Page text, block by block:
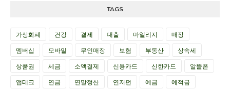
TAGS
가상화폐 건강 결제 대출 마일리지
매장
멤버십
모바일 무인매장 보험 부동산
상속세
상품권
세금 소액결제 신용카드 신한카드
알뜰폰
앱테크
연금 연말정산 연저펀 예금
예적금